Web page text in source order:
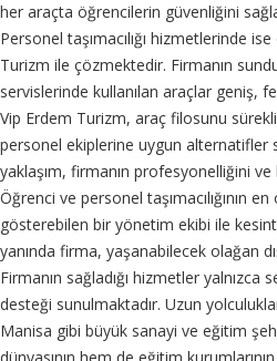
her araçta öğrencilerin güvenliğini
Personel taşımacılığı hizmetlerinde
Turizm ile çözmektedir. Firmanın
servislerinde kullanılan araçlar geniş,
Vip Erdem Turizm, araç filosunu
personel ekiplerine uygun alternatifler
yaklaşım, firmanın profesyonelliğini
Öğrenci ve personel taşımacılığının
gösterebilen bir yönetim ekibi ile
yanında firma, yaşanabilecek olağan
Firmanın sağladığı hizmetler yalnızca
desteği sunulmaktadır. Uzun
Manisa gibi büyük sanayi ve eğitim